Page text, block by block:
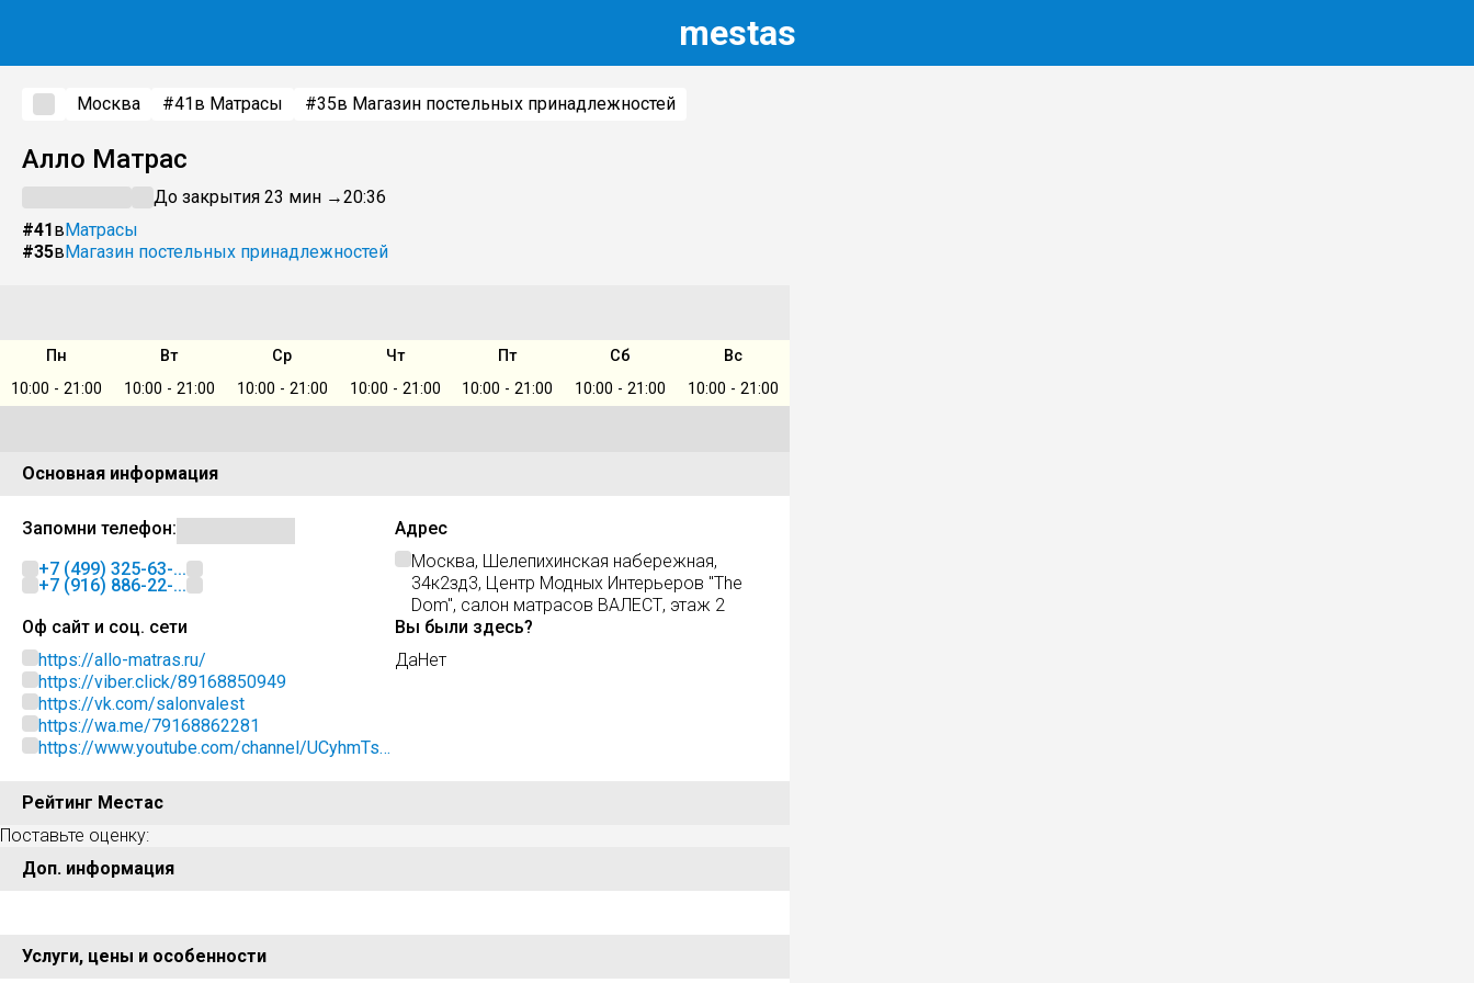
mestas
Москва #41в Матрасы #35в Магазин постельных принадлежностей
Алло Матрас
До закрытия 23 мин →20:36
#41вМатрасы
#35вМагазин постельных принадлежностей
Пн Вт Ср Чт Пт Сб
Вс
10:00 - 21:00
10:00 - 21:00 10:00 - 21:00 10:00 - 21:00 10:00 - 21:00 10:00 - 21:00 10:00 - 21:00
Основная информация
Запомни телефон:
+7 (499) 325-63-...
+7 (916) 886-22-...
Адрес
Москва, Шелепихинская набережная,
34к2зд3, Центр Модных Интерьеров "The
Dom", салон матрасов ВАЛЕСТ, этаж 2
Оф сайт и соц. сети
https://allo-matras.ru/
https://viber.click/89168850949
https://vk.com/salonvalest
https://wa.me/79168862281
https://www.youtube.com/channel/UCyhmTsc
Вы были здесь?
ДаНет
Рейтинг Местас
Поставьте оценку:
Доп. информация
Услуги, цены и особенности